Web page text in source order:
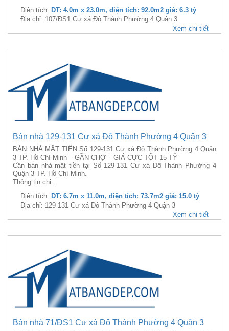
Diện tích: DT: 4.0m x 23.0m, diện tích: 92.0m2 giá: 6.3 tỷ
Địa chỉ: 107/ĐS1 Cư xá Đô Thành Phường 4 Quận 3
Xem chi tiết
Bán nhà 129-131 Cư xá Đô Thành Phường 4 Quận 3
BÁN NHÀ MẶT TIỀN Số 129-131 Cư xá Đô Thành Phường 4 Quận
3 TP. Hồ Chí Minh – GẦN CHỢ – GIÁ CỰC TỐT 15 TỶ
Cần bán nhà mặt tiền tại Số 129-131 Cư xá Đô Thành Phường 4
Quận 3 TP. Hồ Chí Minh.
Thông tin chi...
Diện tích: DT: 6.7m x 11.0m, diện tích: 73.7m2 giá: 15.0 tỷ
Địa chỉ: 129-131 Cư xá Đô Thành Phường 4 Quận 3
Xem chi tiết
Bán nhà 71/ĐS1 Cư xá Đô Thành Phường 4 Quận 3